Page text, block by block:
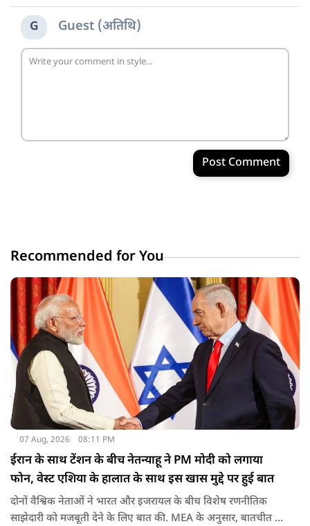
G Guest (अतिथि)
Post Comment
Recommended for You
07 Aug, 2026 08:11 PM
ईरान के साथ टेंशन के बीच नेतन्याहू ने PM मोदी को लगाया
फोन, वेस्ट एशिया के हालात के साथ इस खास मुद्दे पर हुई बात
दोनों वैश्विक नेताओं ने भारत और इजरायल के बीच विशेष रणनीतिक
साझेदारी को मजबूती देने के ल‍िए बात की. MEA के अनुसार, बातचीत की